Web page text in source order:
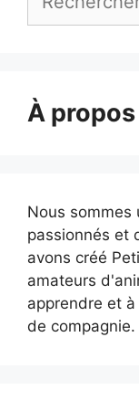
À
Nous sommes
passionnés et
avons créé
amateurs
apprendre et
de compagnie.